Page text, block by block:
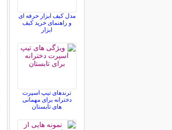
مدل کیف ابزار حرفه ای
و راهنمای خرید کیف
ابزار
ترندهای تیپ اسپرت
دخترانه برای مهمانی
های تابستان